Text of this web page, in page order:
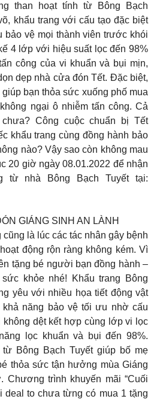
than hoạt tính từ Bông Bạch
khẩu trang với cấu tạo đặc biệt
bảo vệ mọi thành viên trước khói
4 lớp với hiệu suất lọc đến 98%
công của vi khuẩn và bụi mịn,
dẹp nhà cửa đón Tết. Đặc biệt,
bạn thỏa sức xuống phố mua
ngại ô nhiễm tấn công. Cả
Công cuộc chuẩn bị Tết
khẩu trang cùng đồng hành bảo
nào? Vậy sao còn không mau
20 giờ ngày 08.01.2022 để nhận
từ nhà Bông Bạch Tuyết tại:
GIÁNG SINH AN LÀNH
là lúc các tác nhân gây bệnh
động rộn ràng không kém. Vì
tặng bé người bạn đồng hành –
khỏe nhé! Khẩu trang Bông
yêu với nhiều họa tiết động vật
năng bảo vệ tối ưu nhờ cấu
không dệt kết hợp cùng lớp vi lọc
lọc khuẩn và bụi đến 98%.
từ Bông Bạch Tuyết giúp bố mẹ
thỏa sức tận hưởng mùa Giáng
Chương trình khuyến mãi “Cuối
deal to chưa từng có mua 1 tặng